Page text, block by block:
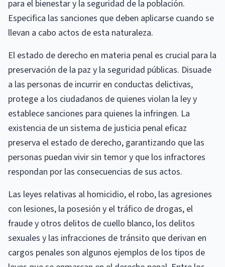
para el bienestar y la seguridad de la población.
Especifica las sanciones que deben aplicarse cuando se
llevan a cabo actos de esta naturaleza.
El estado de derecho en materia penal es crucial para la
preservación de la paz y la seguridad públicas. Disuade
a las personas de incurrir en conductas delictivas,
protege a los ciudadanos de quienes violan la ley y
establece sanciones para quienes la infringen. La
existencia de un sistema de justicia penal eficaz
preserva el estado de derecho, garantizando que las
personas puedan vivir sin temor y que los infractores
respondan por las consecuencias de sus actos.
Las leyes relativas al homicidio, el robo, las agresiones
con lesiones, la posesión y el tráfico de drogas, el
fraude y otros delitos de cuello blanco, los delitos
sexuales y las infracciones de tránsito que derivan en
cargos penales son algunos ejemplos de los tipos de